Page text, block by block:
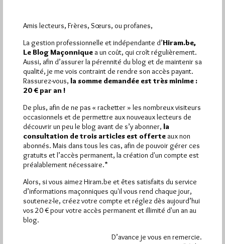
Les 160 Ans de « Philosophie
Cosmopolite » à Nice
Par Géplu
Mardi 26/09/23
Lu 811 fois
La Respectable Loge Philosophie Cosmopolite à l'Orient de
DansDivers 4 commentaires
Amis lecteurs, Frères, Sœurs, ou profanes,
La gestion professionnelle et indépendante d’Hiram.be,
Le Blog Maçonnique a un coût, qui croît régulièrement.
Aussi, afin d’assurer la pérennité du blog et de maintenir sa
qualité, je me vois contraint de rendre son accès payant.
Rassurez-vous, la somme demandée est très minime :
20 € par an !
De plus, afin de ne pas « racketter » les nombreux visiteurs
occasionnels et de permettre aux nouveaux lecteurs de
découvrir un peu le blog avant de s’y abonner, la
consultation de trois articles est offerte aux non
abonnés. Mais dans tous les cas, afin de pouvoir gérer ces
gratuits et l’accès permanent, la création d'un compte est
préalablement nécessaire.*
Alors, si vous aimez Hiram.be et êtes satisfaits du service
d’informations maçonniques qu'il vous rend chaque jour,
soutenez-le, créez votre compte et réglez dès aujourd’hui
vos 20 € pour votre accès permanent et illimité d'un an au
blog.
D’avance je vous en remercie.